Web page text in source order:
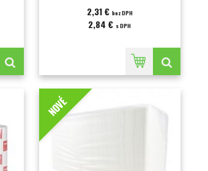
2,31 € bez DPH
2,84 € s DPH
NOVÉ